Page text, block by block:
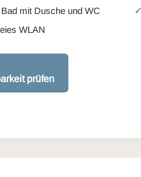
mit Dusche und WC
WLAN
prüfen